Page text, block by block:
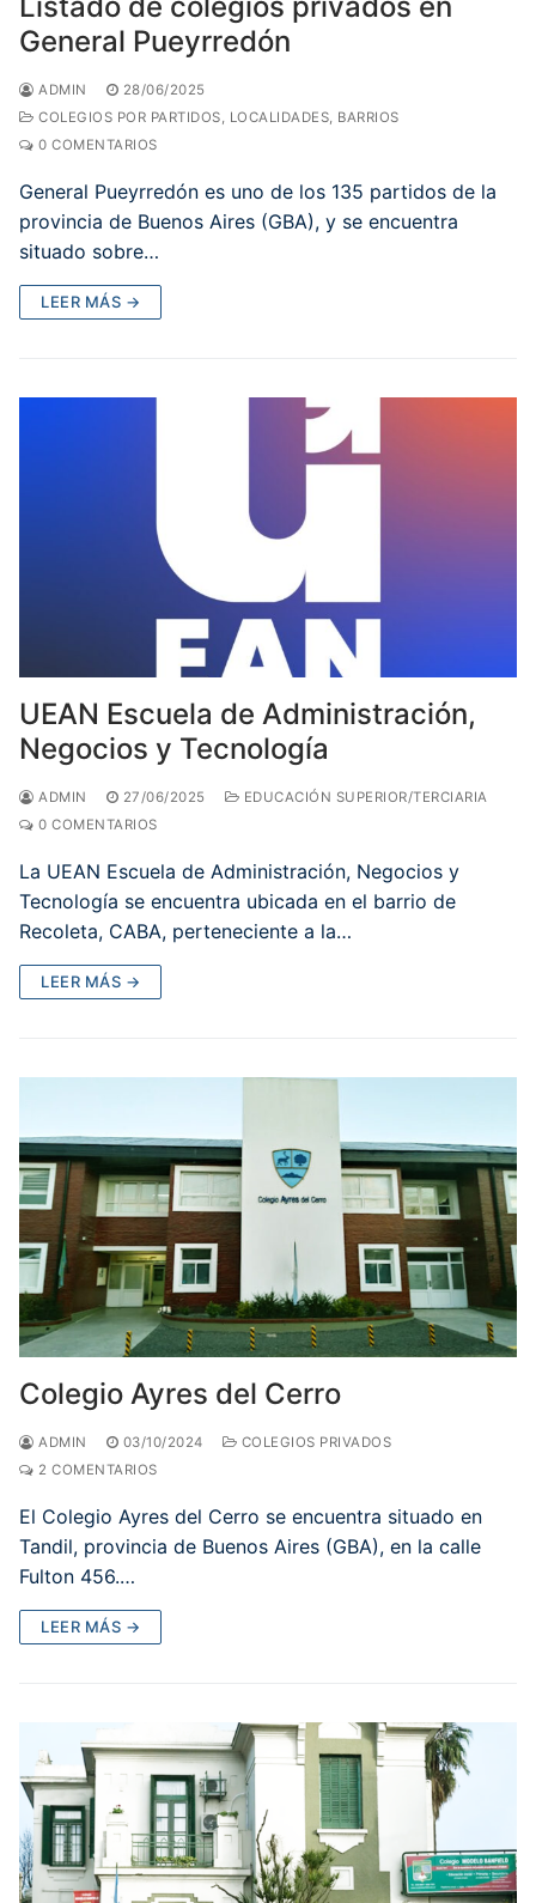
General Pueyrredón
ADMIN
28/06/2025
COLEGIOS POR PARTIDOS, LOCALIDADES, BARRIOS
0 COMENTARIOS
General Pueyrredón​ es uno de los 135 partidos de la
provincia de Buenos Aires (GBA), y se encuentra
situado sobre…
LEER MÁS →
UEAN Escuela de Administración,
Negocios y Tecnología
ADMIN 27/06/2025
EDUCACIÓN SUPERIOR/TERCIARIA
0 COMENTARIOS
La UEAN Escuela de Administración, Negocios y
Tecnología se encuentra ubicada en el barrio de
Recoleta, CABA, perteneciente a la…
LEER MÁS →
Colegio Ayres del Cerro
ADMIN 03/10/2024
COLEGIOS PRIVADOS
2 COMENTARIOS
El Colegio Ayres del Cerro se encuentra situado en
Tandil, provincia de Buenos Aires (GBA), en la calle
Fulton 456.…
LEER MÁS →